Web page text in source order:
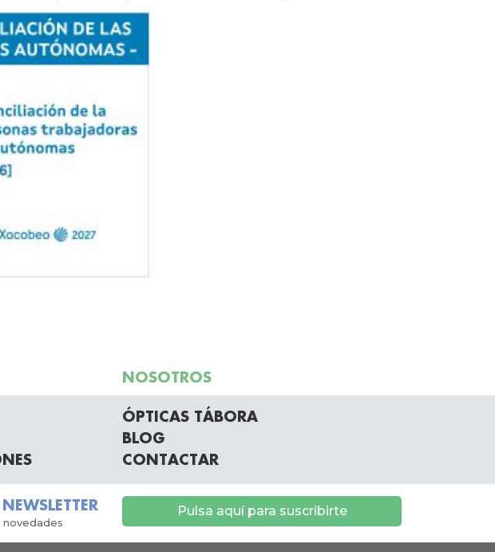
NOSOTROS
ÓPTICAS TÁBORA
BLOG
CONTACTAR
novedades
Pulsa aquí para suscribirte